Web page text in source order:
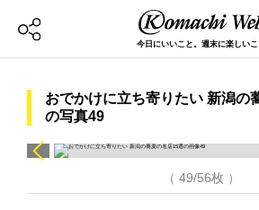
今日にいいこと。週末に楽しいこ
おでかけに立ち寄りたい 新潟の
の写真49
（ 49/56枚 ）